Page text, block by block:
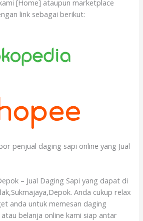
[Home] ataupun marketplace
link sebagai berikut:
penjual daging sapi online yang Jual
– Jual Daging Sapi yang dapat di
Anda cukup relax
anda untuk memesan daging
belanja online kami siap antar